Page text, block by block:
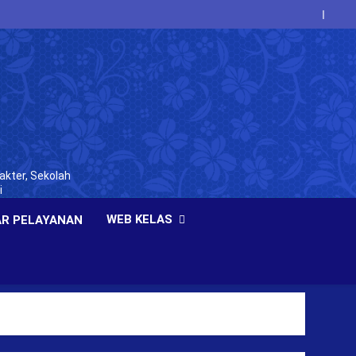
Sekolah
PELAYANAN WEB KELAS